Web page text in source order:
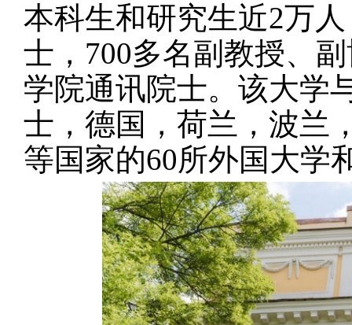
本科生和研究生近2万
士， 700多名副教授、
学院通讯院士。该大学
士，德国，荷兰，波兰
等国家的60所外国大学